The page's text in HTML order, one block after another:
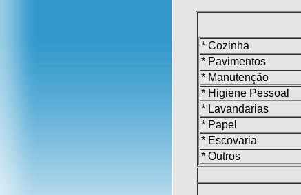
* Cozinha
* Pavimentos
* Manutenção
* Higiene Pessoal
* Lavandarias
* Papel
* Escovaria
* Outros